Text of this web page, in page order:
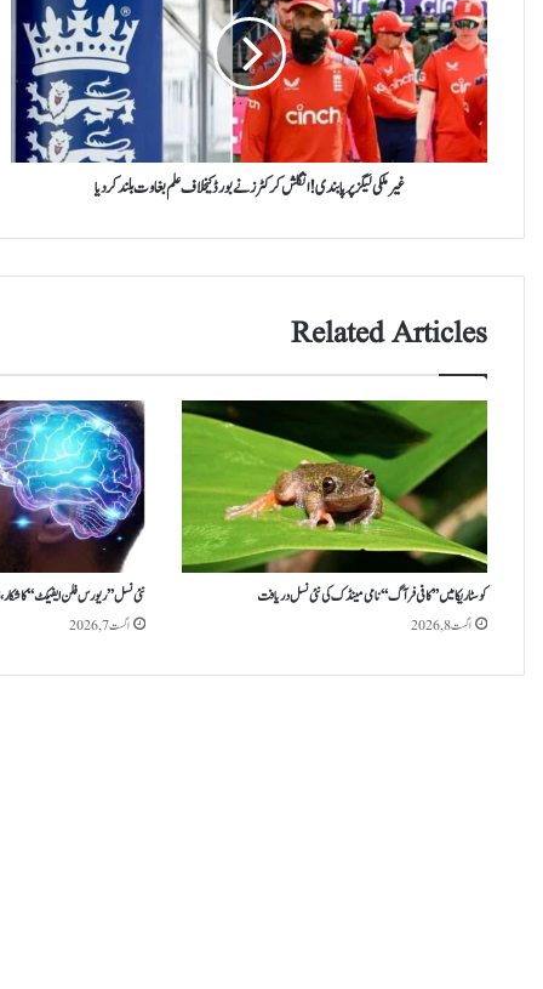
پر
پابندی!
انگلش
کرکٹرز
نے
بورڈ
کیخلاف
بلند
غیرملکی لیگز پر پابندی! انگلش کرکٹرز نے بورڈ کیخلاف علم بغاوت بلند کردیا
Related Articles
کوسٹا ریکا میں ’’کافی فرآگ‘‘ نامی مینڈک کی نئی نسل دریافت
اگست 8, 2026
نئی نسل ’’ریورس فلن ایفیکٹ‘‘ کا
اگست 7, 2026